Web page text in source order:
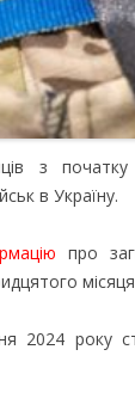
з початку
в Україну.
про
місяця
2024 року